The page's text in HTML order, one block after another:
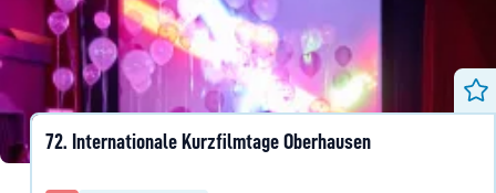
72. Internationale Kurzfilmtage Oberhausen